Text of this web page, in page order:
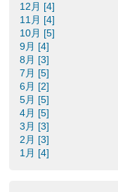
12月 [4]
11月 [4]
10月 [5]
9月 [4]
8月 [3]
7月 [5]
6月 [2]
5月 [5]
4月 [5]
3月 [3]
2月 [3]
1月 [4]